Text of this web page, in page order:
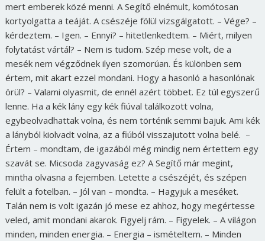
mert emberek közé menni. A Segítő elnémult, komótosan
kortyolgatta a teáját. A csészéje fölül vizsgálgatott. – Vége? –
kérdeztem. – Igen. – Ennyi? – hitetlenkedtem. – Miért, milyen
folytatást vártál? – Nem is tudom. Szép mese volt, de a
mesék nem végződnek ilyen szomorúan. És különben sem
értem, mit akart ezzel mondani. Hogy a hasonló a hasonlónak
örül? – Valami olyasmit, de ennél azért többet. Ez túl egyszerű
lenne. Ha a kék lány egy kék fiúval találkozott volna,
egybeolvadhattak volna, és nem történik semmi bajuk. Ami kék
a lányból kiolvadt volna, az a fiúból visszajutott volna belé. –
Értem – mondtam, de igazából még mindig nem értettem egy
szavát se. Micsoda zagyvaság ez? A Segítő már megint,
mintha olvasna a fejemben. Letette a csészéjét, és szépen
felült a fotelban. – Jól van – mondta. – Hagyjuk a meséket.
Talán nem is volt igazán jó mese ez ahhoz, hogy megértesse
veled, amit mondani akarok. Figyelj rám. – Figyelek. – A világon
minden, minden energia. – Energia – ismételtem. – Minden